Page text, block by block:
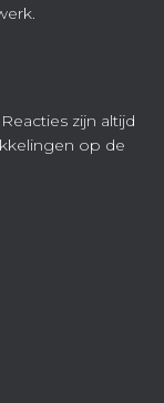
zijn altijd
op de